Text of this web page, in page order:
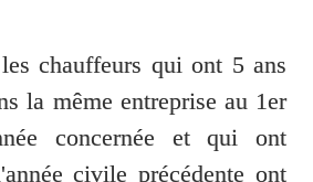
chauffeurs qui ont 5 ans
la même entreprise au 1er
concernée et qui ont
civile précédente ont